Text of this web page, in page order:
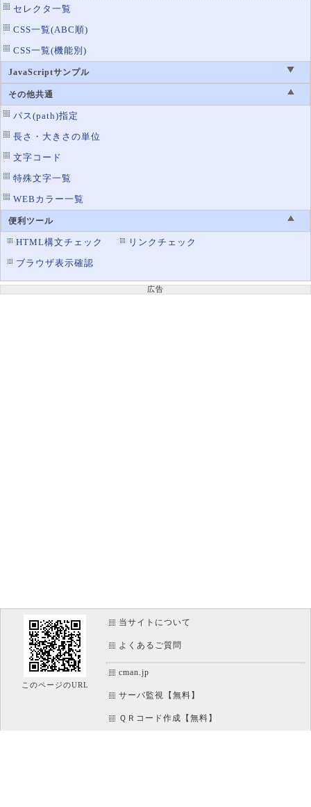
border-right-style
border-right-width
border-spacing
border-style
border-top
border-top-color
border-top-left-radius
border-top-right-radius
border-top-style
border-top-width
border-width
border-image 画像を使った罫線の表示
border-image-outset
border-image-repeat 画像ボーダーの繰り返し方法
セレクタ一覧
CSS一覧(ABC順)
CSS一覧(機能別)
JavaScriptサンプル
その他共通
パス(path)指定
長さ・大きさの単位
文字コード
特殊文字一覧
WEBカラー一覧
便利ツール
HTML構文チェック
リンクチェック
ブラウザ表示確認
広告
このページのURL
当サイトについて
よくあるご質問
cman.jp
サーバ監視【無料】
ＱＲコード作成【無料】